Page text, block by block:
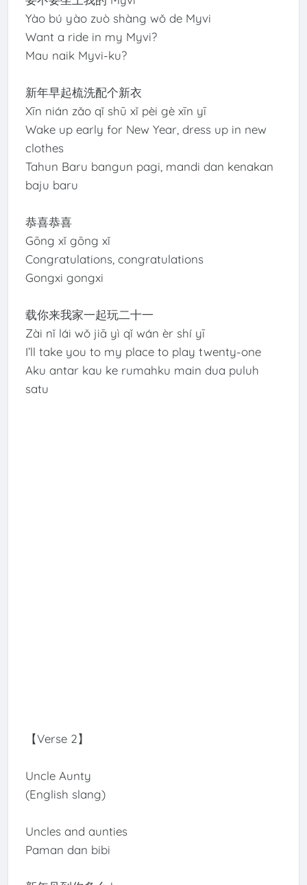
Yào bú yào zuò shàng wǒ de Myvi
Want a ride in my Myvi?
Mau naik Myvi-ku?
新年早起梳洗配个新衣
Xīn nián zǎo qǐ shū xǐ pèi gè xīn yī
Wake up early for New Year, dress up in new
clothes
Tahun Baru bangun pagi, mandi dan kenakan
baju baru
恭喜恭喜
Gōng xǐ gōng xǐ
Congratulations, congratulations
Gongxi gongxi
载你来我家一起玩二十一
Zài nǐ lái wǒ jiā yì qǐ wán èr shí yī
I’ll take you to my place to play twenty-one
Aku antar kau ke rumahku main dua puluh
satu
【Verse 2】
Uncle Aunty
(English slang)
Uncles and aunties
Paman dan bibi